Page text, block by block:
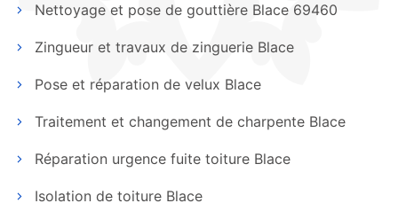
Nettoyage et pose de gouttière Blace 69460
Zingueur et travaux de zinguerie Blace
Pose et réparation de velux Blace
Traitement et changement de charpente Blace
Réparation urgence fuite toiture Blace
Isolation de toiture Blace